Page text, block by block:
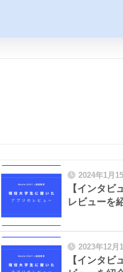
2024年1月
【インタ
レビューを
2023年12月
【インタ